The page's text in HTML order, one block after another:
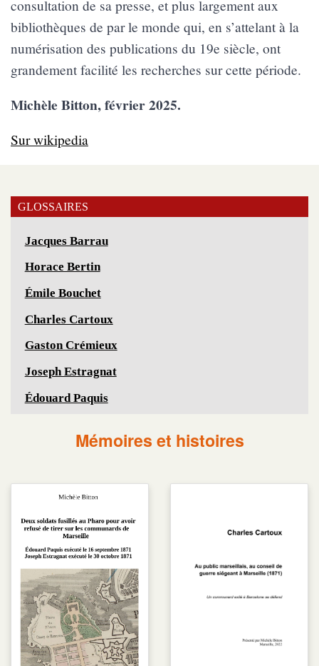
consultation de sa presse, et plus largement aux
bibliothèques de par le monde qui, en s’attelant à la
numérisation des publications du 19e siècle, ont
grandement facilité les recherches sur cette période.
Michèle Bitton, février 2025.
Sur wikipedia
GLOSSAIRES
Jacques Barrau
Horace Bertin
Émile Bouchet
Charles Cartoux
Gaston Crémieux
Joseph Estragnat
Édouard Paquis
Mémoires et histoires